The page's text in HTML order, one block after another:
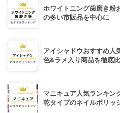
ホワイトニング歯磨き粉
の多い市販品を中心に
アイシャドウおすすめ人
色&ラメ入り商品を徹底比
マニキュア人気ランキン
乾タイプのネイルポリッ